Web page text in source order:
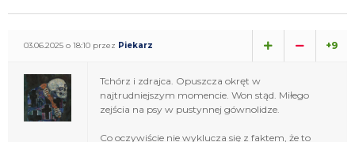
03.06.2025 o 18:10 przez Piekarz +9
Tchórz i zdrajca. Opuszcza okręt w
najtrudniejszym momencie. Won stąd. Miłego
zejścia na psy w pustynnej gównolidze.
Co oczywiście nie wyklucza się z faktem, że to